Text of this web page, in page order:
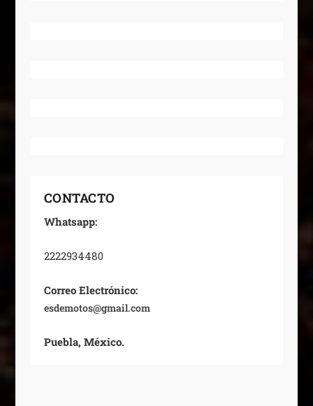
CONTACTO
Whatsapp:
2222934480
Correo Electrónico:
esdemotos@gmail.com
Puebla, México.